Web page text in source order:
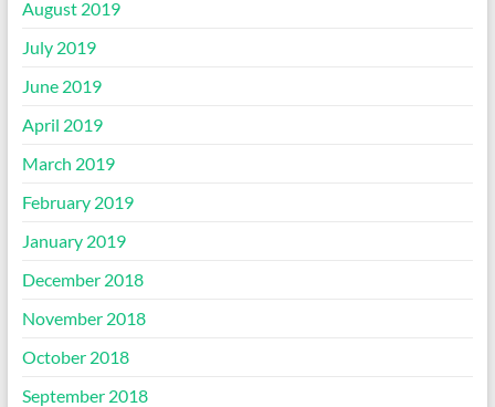
August 2019
July 2019
June 2019
April 2019
March 2019
February 2019
January 2019
December 2018
November 2018
October 2018
September 2018